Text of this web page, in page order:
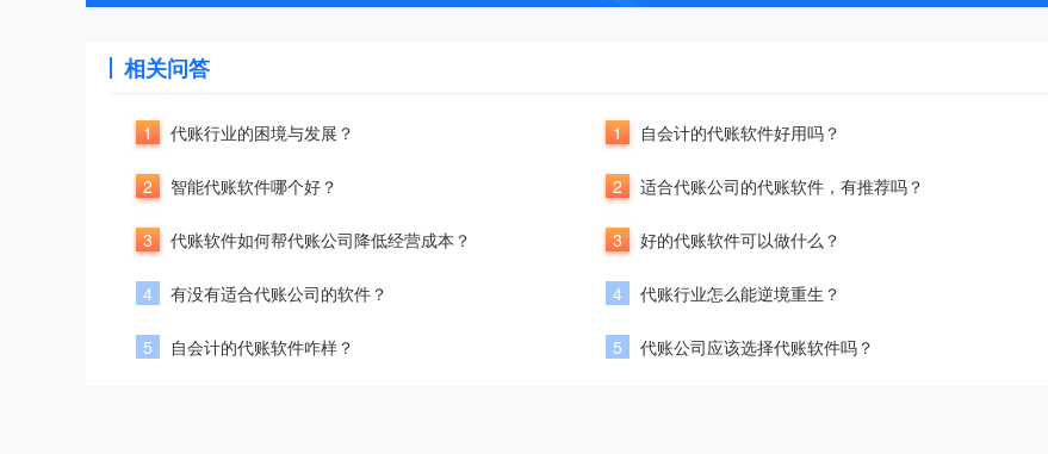
相关问答
1 代账行业的困境与发展？
2 智能代账软件哪个好？
3 代账软件如何帮代账公司降低经营成本？
4 有没有适合代账公司的软件？
5 自会计的代账软件咋样？
1 自会计的代账软件好用吗？
2 适合代账公司的代账软件，有推荐吗？
3 好的代账软件可以做什么？
4 代账行业怎么能逆境重生？
5 代账公司应该选择代账软件吗？